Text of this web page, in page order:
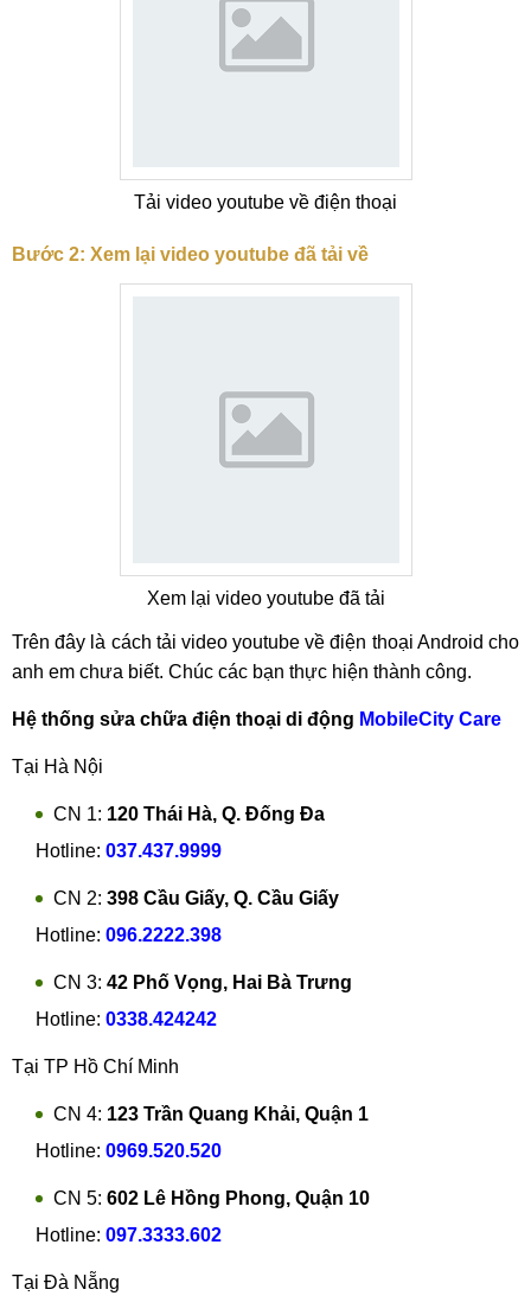
Tải video youtube về điện thoại
Bước 2: Xem lại video youtube đã tải về
Xem lại video youtube đã tải
Trên đây là cách tải video youtube về điện thoại Android cho
anh em chưa biết. Chúc các bạn thực hiện thành công.
Hệ thống sửa chữa điện thoại di động MobileCity Care
Tại Hà Nội
CN 1: 120 Thái Hà, Q. Đống Đa
Hotline: 037.437.9999
CN 2: 398 Cầu Giấy, Q. Cầu Giấy
Hotline: 096.2222.398
CN 3: 42 Phố Vọng, Hai Bà Trưng
Hotline: 0338.424242
Tại TP Hồ Chí Minh
CN 4: 123 Trần Quang Khải, Quận 1
Hotline: 0969.520.520
CN 5: 602 Lê Hồng Phong, Quận 10
Hotline: 097.3333.602
Tại Đà Nẵng